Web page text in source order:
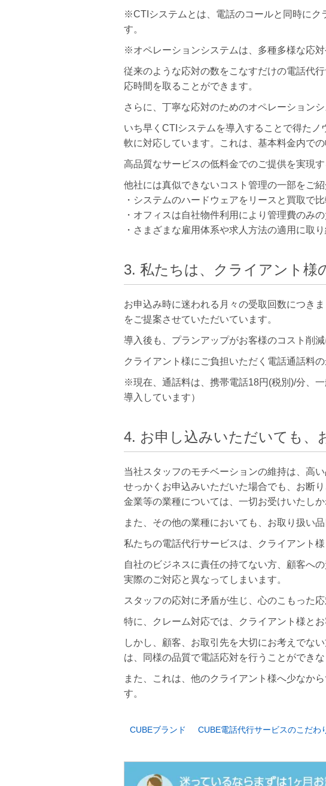
※CTIシステムとは、電話のコールと同時にク
す。
※オペレーションシステムは、多種多様な応
従来のような応対の数をこなすだけの電話代
応時間を取ることができます。
さらに、丁寧な応対のためのオペレーション
いち早くCTIシステムを導入することで得た
軟に対応しています。これは、基本料金内で
高品質なサービスの低料金でのご提供を実現
他社には真似できないコスト管理の一部をご紹
・システムのハードウェアをリースと買取で
・オフィスは自社物件利用により管理費のみ
・さまざまな雇用体系や求人方法の適用に取
3. 私たちは、クライアント様
お申込み時に迷われる月々の受取回数につき
をご提案させていただいています。
導入後も、プランアップがお客様のコスト削
クライアント様にご負担いただく電話通話料
※現在、通話料は、携帯電話18円(税別)/分、
導入しています）
4. お申し込みいただいても、
当社スタッフのモチベーションの維持は、高
せっかくお申込みいただいた場合でも、お断
金業等の業種については、一切お受けいたし
また、その他の業種においても、お取り扱い
私たちの電話代行サービスは、クライアント
自社のビジネスに責任の持てない方、顧客へ
実際のご対応と異なってしまいます。
スタッフの応対に矛盾が生じ、心のこもった
特に、クレーム対応では、クライアント様と
しかし、顧客、お取引先を大切にお考えでな
は、同様の品質で電話応対を行うことができな
また、これは、他のクライアント様へ少なか
す。
CUBEブランド CUBE電話代行サービスのこだわ